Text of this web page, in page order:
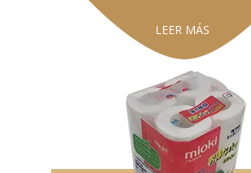
LEER MÁS